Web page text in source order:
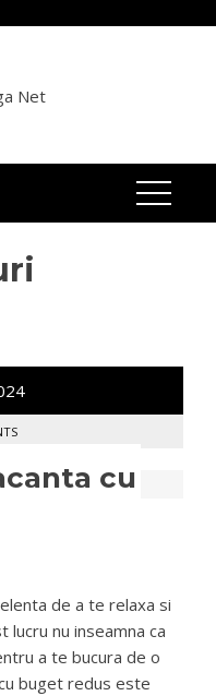
cu
de a te relaxa si
lucru nu inseamna ca
a te bucura de o
buget redus este